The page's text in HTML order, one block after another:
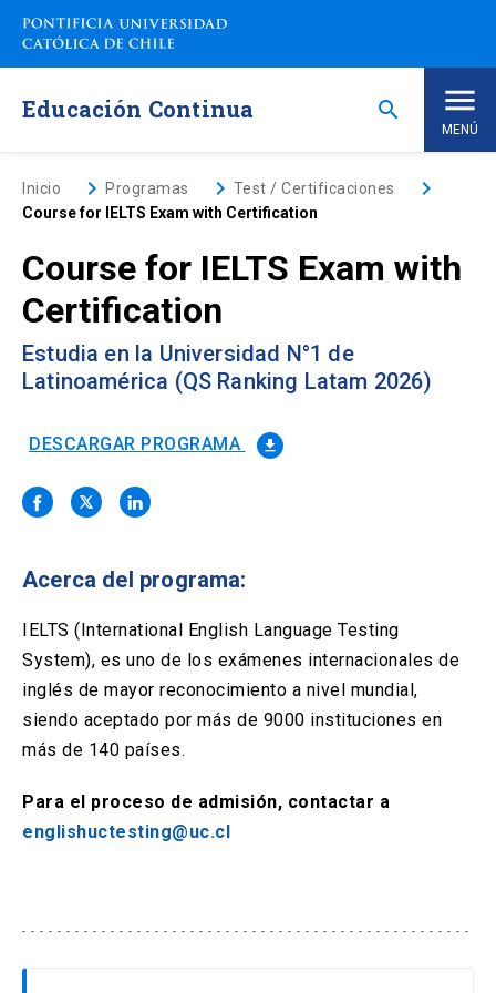
Saltar
contenido
Educación Continua search
MENÚ
Inicio
Programas de Estudio
Programas Corporativos
Noticias
Solicitud Certificados
en
nueva
pestaña)
enlace
abre
nueva
pestaña)
enlace
se
abre
una
nueva
ACCESOS UC
Biblioteca launch
(El
enlace
abre
en
una
Mi Portal UC launch
abre
en
(El
enlace
se
Inicio keyboard_arrow_rightProgramas keyboard_arrow_right Test / Certificaciones keyboard_arrow_right
Course for IELTS Exam with Certification
Course for IELTS Exam with
Certification
Estudia en la Universidad N°1 de
Latinoamérica (QS Ranking Latam 2026)
DESCARGAR PROGRAMA file_download
Acerca del programa:
IELTS (International English Language Testing
System), es uno de los exámenes internacionales de
inglés de mayor reconocimiento a nivel mundial,
siendo aceptado por más de 9000 instituciones en
más de 140 países.
Para el proceso de admisión, contactar a
englishuctesting@uc.cl